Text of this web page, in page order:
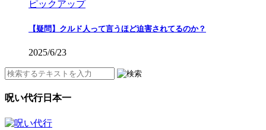
ピックアップ
【疑問】クルド人って言うほど迫害されてるのか？
2025/6/23
呪い代行日本一